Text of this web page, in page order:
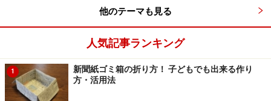
と、どれほどの方が考えておられるものでしょう…？
ペイドワーク含め社会的な仕事が店舗であるなら、家事
はバックヤード。社会的な顔が俳優であるなら家事はマ
ネージャー。家庭はいわば楽屋であり、そこでの仕事は
基本的に人目に触れることはありませんし、その必要も
他のテーマも見る
人気記事ランキング
1
新聞紙ゴミ箱の折り方！ 子どもでも出来る作り
方・活用法